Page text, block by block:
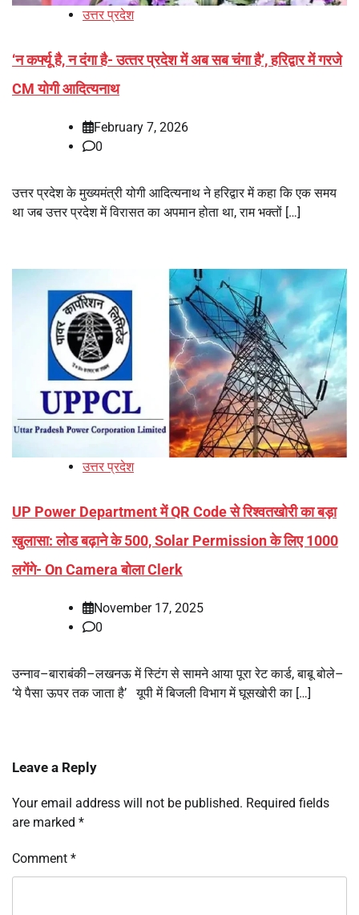
उत्तर प्रदेश
‘न कर्फ्यू है, न दंगा है- उत्‍तर प्रदेश में अब सब चंगा है’, हरिद्वार में गरजे
CM योगी आदित्‍यनाथ
February 7, 2026
0
उत्तर प्रदेश के मुख्यमंत्री योगी आदित्यनाथ ने हरिद्वार में कहा कि एक समय
था जब उत्तर प्रदेश में विरासत का अपमान होता था, राम भक्तों […]
उत्तर प्रदेश
UP Power Department में QR Code से रिश्वतखोरी का बड़ा
खुलासा: लोड बढ़ाने के 500, Solar Permission के लिए 1000
लगेंगे- On Camera बोला Clerk
November 17, 2025
0
उन्नाव–बाराबंकी–लखनऊ में स्टिंग से सामने आया पूरा रेट कार्ड, बाबू बोले–
‘ये पैसा ऊपर तक जाता है’ यूपी में बिजली विभाग में घूसखोरी का […]
Leave a Reply
Your email address will not be published. Required fields
are marked *
Comment *